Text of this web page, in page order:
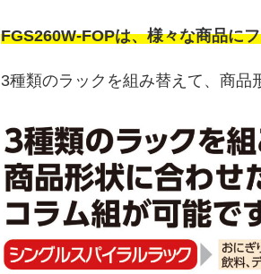
FGS260W-FOPは、様々な商品に
3種類のラックを組み替えて、商品